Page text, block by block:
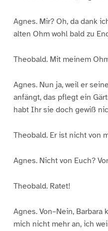
Agnes. Mir? Oh, da dank
alten Ohm wohl bald zu
Theobald. Mit meinem
Agnes. Nun ja, weil er
anfängt, das pflegt ein
habt Ihr sie doch gewiß
Theobald. Er ist nicht von
Agnes. Nicht von Euch?
Theobald. Ratet!
Agnes. Von–Nein, Barbara
mich nicht mehr an, ich